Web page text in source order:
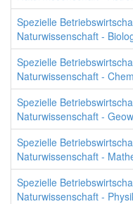
Spezielle
Naturwissenschaft -
Spezielle
Naturwissenschaft -
Spezielle
Naturwissenschaft -
Spezielle
Naturwissenschaft -
Spezielle
Naturwissenschaft -